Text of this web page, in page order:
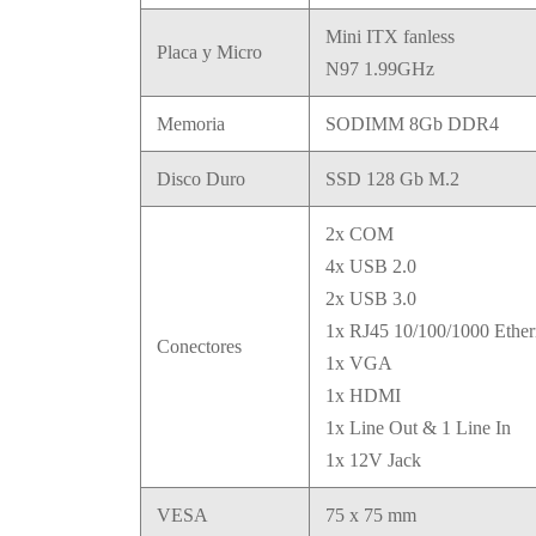
Placa y Micro
Mini ITX fanless
N97 1.99GHz
Memoria SODIMM 8Gb DDR4
Disco Duro SSD 128 Gb M.2
Conectores
2x COM
4x USB 2.0
2x USB 3.0
1x RJ45 10/100/1000
1x VGA
1x HDMI
1x Line Out & 1 Line In
1x 12V Jack
VESA 75 x 75 mm